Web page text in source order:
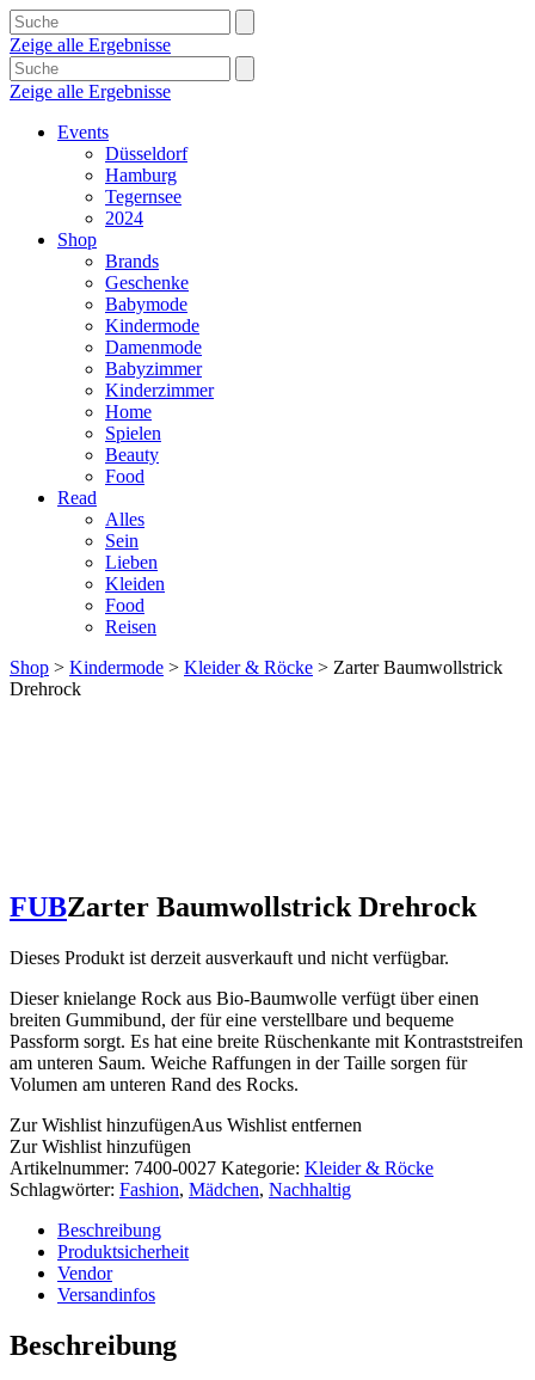
Zeige alle Ergebnisse
Zeige alle Ergebnisse
Events
Düsseldorf
Hamburg
Tegernsee
2024
Shop
Brands
Geschenke
Babymode
Kindermode
Damenmode
Babyzimmer
Kinderzimmer
Home
Spielen
Beauty
Food
Read
Alles
Sein
Lieben
Kleiden
Food
Reisen
Shop > Kindermode > Kleider & Röcke > Zarter Baumwollstrick
Drehrock
FUBZarter Baumwollstrick Drehrock
Dieses Produkt ist derzeit ausverkauft und nicht verfügbar.
Dieser knielange Rock aus Bio-Baumwolle verfügt über einen
breiten Gummibund, der für eine verstellbare und bequeme
Passform sorgt. Es hat eine breite Rüschenkante mit Kontraststreifen
am unteren Saum. Weiche Raffungen in der Taille sorgen für
Volumen am unteren Rand des Rocks.
Zur Wishlist hinzufügenAus Wishlist entfernen
Zur Wishlist hinzufügen
Artikelnummer: 7400-0027 Kategorie: Kleider & Röcke
Schlagwörter: Fashion, Mädchen, Nachhaltig
Beschreibung
Produktsicherheit
Vendor
Versandinfos
Beschreibung